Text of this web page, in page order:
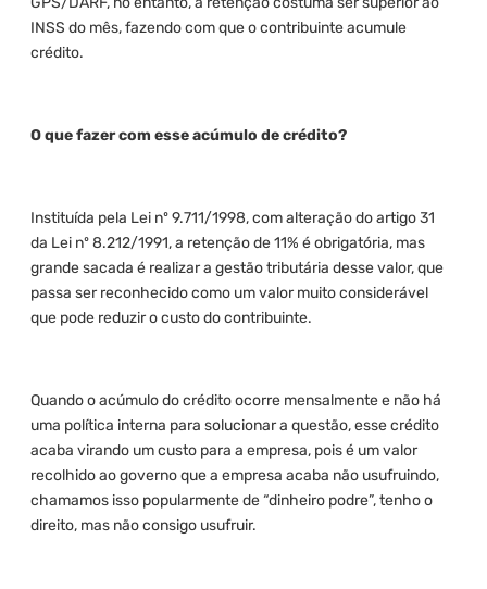
INSS do mês, fazendo com que o contribuinte acumule
crédito.
O que fazer com esse acúmulo de crédito?
Instituída pela Lei nº 9.711/1998, com alteração do artigo 31
da Lei nº 8.212/1991, a retenção de 11% é obrigatória, mas
grande sacada é realizar a gestão tributária desse valor, que
passa ser reconhecido como um valor muito considerável
que pode reduzir o custo do contribuinte.
Quando o acúmulo do crédito ocorre mensalmente e não há
uma política interna para solucionar a questão, esse crédito
acaba virando um custo para a empresa, pois é um valor
recolhido ao governo que a empresa acaba não usufruindo,
chamamos isso popularmente de “dinheiro podre”, tenho o
direito, mas não consigo usufruir.